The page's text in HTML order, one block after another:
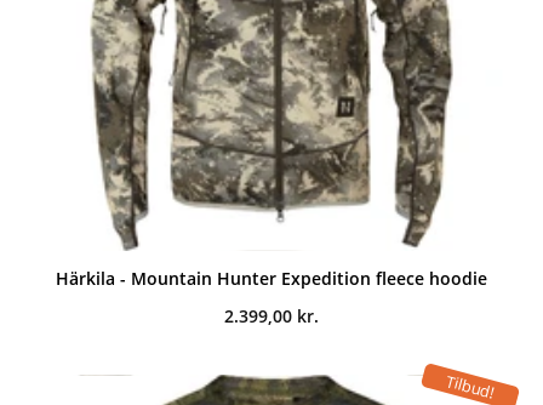
Härkila - Mountain Hunter Expedition fleece hoodie
2.399,00 kr.
Tilbud!